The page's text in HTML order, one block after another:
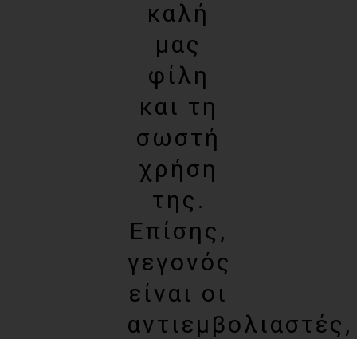
καλή
μας
φίλη
και τη
σωστή
χρήση
της.
Επίσης,
γεγονός
είναι οι
αντιεμβολιαστές,